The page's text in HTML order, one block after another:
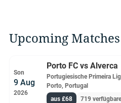
Upcoming Matches
Son
9 Aug
2026
Porto FC vs Alverca
Portugiesische Primeira
Porto, Portugal
aus £68
719